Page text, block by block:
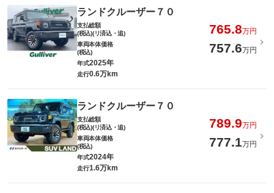
ランドクルーザー７０
支払総額
(税込)(リ済込・追)
765.8万円
車両本体価格
(税込)
757.6万円
年式2025年
走行0.6万km
ランドクルーザー７０
支払総額
(税込)(リ済込・追)
789.9万円
車両本体価格
(税込)
777.1万円
年式2024年
走行1.6万km